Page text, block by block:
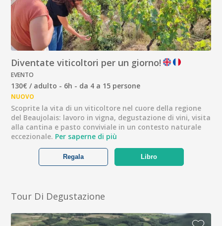
Diventate viticoltori per un giorno!
EVENTO
130€ / adulto - 6h - da 4 a 15 persone
NUOVO
Scoprite la vita di un viticoltore nel cuore della regione
del Beaujolais: lavoro in vigna, degustazione di vini, visita
alla cantina e pasto conviviale in un contesto naturale
eccezionale. Per saperne di più
Libro
Regala
Tour Di Degustazione